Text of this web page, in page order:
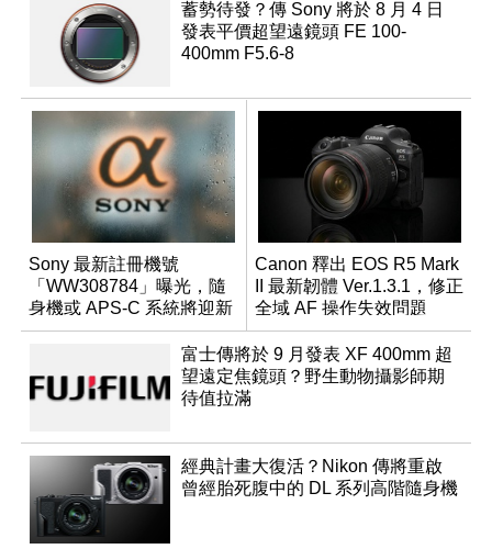
蓄勢待發？傳 Sony 將於 8 月 4 日
發表平價超望遠鏡頭 FE 100-
400mm F5.6-8
Sony 最新註冊機號
「WW308784」曝光，隨
身機或 APS-C 系統將迎新
成員？
Canon 釋出 EOS R5 Mark
II 最新韌體 Ver.1.3.1，修正
全域 AF 操作失效問題
富士傳將於 9 月發表 XF 400mm 超
望遠定焦鏡頭？野生動物攝影師期
待值拉滿
經典計畫大復活？Nikon 傳將重啟
曾經胎死腹中的 DL 系列高階隨身機